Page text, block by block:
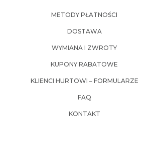
METODY PŁATNOŚCI
DOSTAWA
WYMIANA I ZWROTY
KUPONY RABATOWE
KLIENCI HURTOWI – FORMULARZE
FAQ
KONTAKT